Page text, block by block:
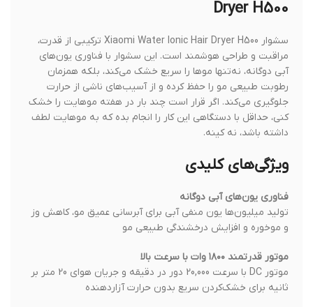
Dryer H500
سشوار Xiaomi Water Ionic Hair Dryer H500 ترکیبی از قدرت،
مراقبت و طراحی هوشمند است. این سشوار با فناوری یون‌های
آبی دوگانه، نه‌تنها موها را سریع خشک می‌کند، بلکه همزمان
رطوبت طبیعی مو را حفظ کرده و از آسیب‌های ناشی از حرارت
جلوگیری می‌کند. اگر قرار است چند بار در هفته موهایت را خشک
کنی، حداقل با دستگاهی این کار را انجام بده که به موهایت لطف
داشته باشد، نه کینه.
ویژگی‌های کلیدی
فناوری یون‌های آبی دوگانه
تولید میلیون‌ها یون منفی آبی برای آبرسانی عمیق مو، کاهش وز
و موخوره و افزایش درخشندگی طبیعی مو
موتور قدرتمند ۱۸۰۰ وات با سرعت بالا
موتور DC با سرعت 20,000 دور در دقیقه و جریان هوای 20 متر بر
ثانیه برای خشک‌کردن سریع بدون حرارت آزاردهنده